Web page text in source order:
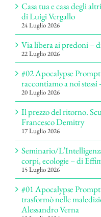
Casa tua e casa degli
di Luigi Vergallo
24 Luglio 2026
Via libera ai predoni –
22 Luglio 2026
#02 Apocalypse
raccontiamo a noi
20 Luglio 2026
Il prezzo del ritorno.
Francesco Demitry
17 Luglio 2026
Seminario/
corpi, ecologie – di
15 Luglio 2026
#01 Apocalypse
trasformò nelle
Alessandro Verna